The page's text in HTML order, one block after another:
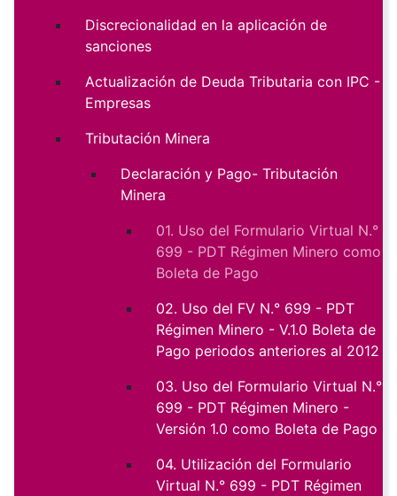
Discrecionalidad en la aplicación de
sanciones
Actualización de Deuda Tributaria con IPC -
Empresas
Tributación Minera
Declaración y Pago- Tributación
Minera
01. Uso del Formulario Virtual N.°
699 - PDT Régimen Minero como
Boleta de Pago
02. Uso del FV N.° 699 - PDT
Régimen Minero - V.1.0 Boleta de
Pago periodos anteriores al 2012
03. Uso del Formulario Virtual N.°
699 - PDT Régimen Minero -
Versión 1.0 como Boleta de Pago
04. Utilización del Formulario
Virtual N.° 699 - PDT Régimen